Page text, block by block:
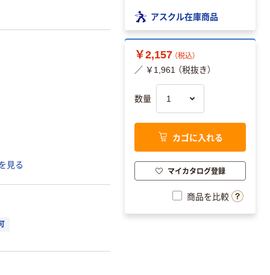
見る
アスクル在庫商品
￥2,157 （税込）
／ ￥1,961 （税抜き）
数量
カゴに入れる
マイカタログ登録
商品を比較